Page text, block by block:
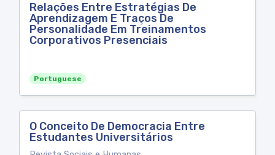
Relações Entre Estratégias De
Aprendizagem E Traços De
Personalidade Em Treinamentos
Corporativos Presenciais
Portuguese
O Conceito De Democracia Entre
Estudantes Universitários